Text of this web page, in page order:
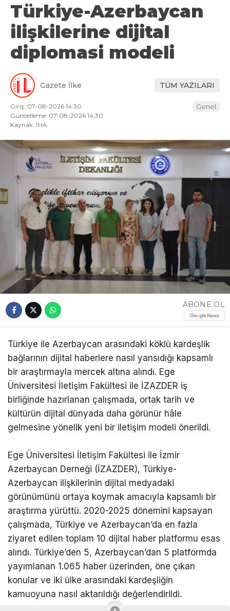
Türkiye-Azerbaycan
ilişkilerine dijital
diplomasi modeli
Gazete İlke TÜM YAZILARI
Giriş: 07-08-2026 14:30
Güncelleme: 07-08-2026 14:30
Kaynak: İHA
Genel
ABONE OL
Türkiye ile Azerbaycan arasındaki köklü kardeşlik
bağlarının dijital haberlere nasıl yansıdığı kapsamlı
bir araştırmayla mercek altına alındı. Ege
Üniversitesi İletişim Fakültesi ile İZAZDER iş
birliğinde hazırlanan çalışmada, ortak tarih ve
kültürün dijital dünyada daha görünür hâle
gelmesine yönelik yeni bir iletişim modeli önerildi.
Ege Üniversitesi İletişim Fakültesi ile İzmir
Azerbaycan Derneği (İZAZDER), Türkiye-
Azerbaycan ilişkilerinin dijital medyadaki
görünümünü ortaya koymak amacıyla kapsamlı bir
araştırma yürüttü. 2020-2025 dönemini kapsayan
çalışmada, Türkiye ve Azerbaycan’da en fazla
ziyaret edilen toplam 10 dijital haber platformu esas
alındı. Türkiye’den 5, Azerbaycan’dan 5 platformda
yayımlanan 1.065 haber üzerinden, öne çıkan
konular ve iki ülke arasındaki kardeşliğin
kamuoyuna nasıl aktarıldığı değerlendirildi.